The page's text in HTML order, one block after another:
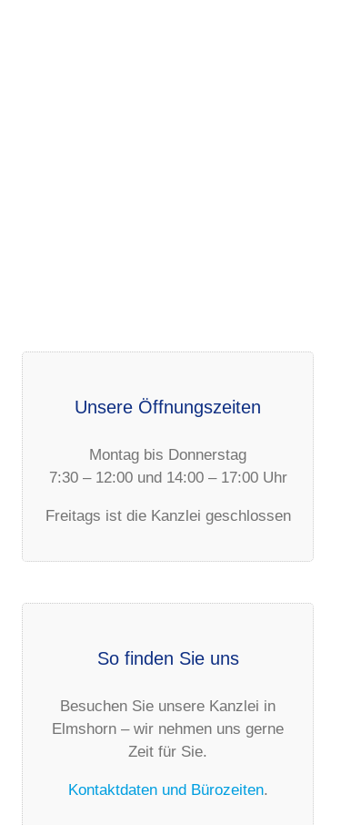
Unsere Öffnungszeiten
Montag bis Donnerstag
7:30 – 12:00 und 14:00 – 17:00 Uhr
Freitags ist die Kanzlei geschlossen
So finden Sie uns
Besuchen Sie unsere Kanzlei in
Elmshorn – wir nehmen uns gerne
Zeit für Sie.
Kontaktdaten und Bürozeiten.